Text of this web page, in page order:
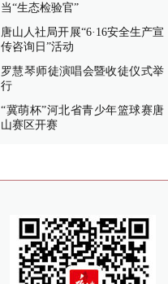
当“生态检验官”
唐山人社局开展“6·16安全生产宣
传咨询日”活动
罗慧琴师徒演唱会暨收徒仪式举
行
“冀萌杯”河北省青少年篮球赛唐
山赛区开赛